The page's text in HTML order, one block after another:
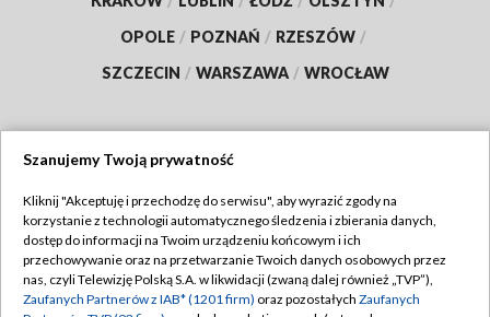
OPOLE / POZNAŃ / RZESZÓW /
SZCZECIN / WARSZAWA / WROCŁAW
TVP
Abonament TVP
Emisja w TVP
Regulamin TVP
Polityka prywatności
Szanujemy Twoją prywatność
Kliknij "Akceptuję i przechodzę do serwisu", aby wyrazić zgody na
korzystanie z technologii automatycznego śledzenia i zbierania danych,
dostęp do informacji na Twoim urządzeniu końcowym i ich
przechowywanie oraz na przetwarzanie Twoich danych osobowych przez
nas, czyli Telewizję Polską S.A. w likwidacji (zwaną dalej również „TVP”),
Zaufanych Partnerów z IAB* (1201 firm) oraz pozostałych Zaufanych